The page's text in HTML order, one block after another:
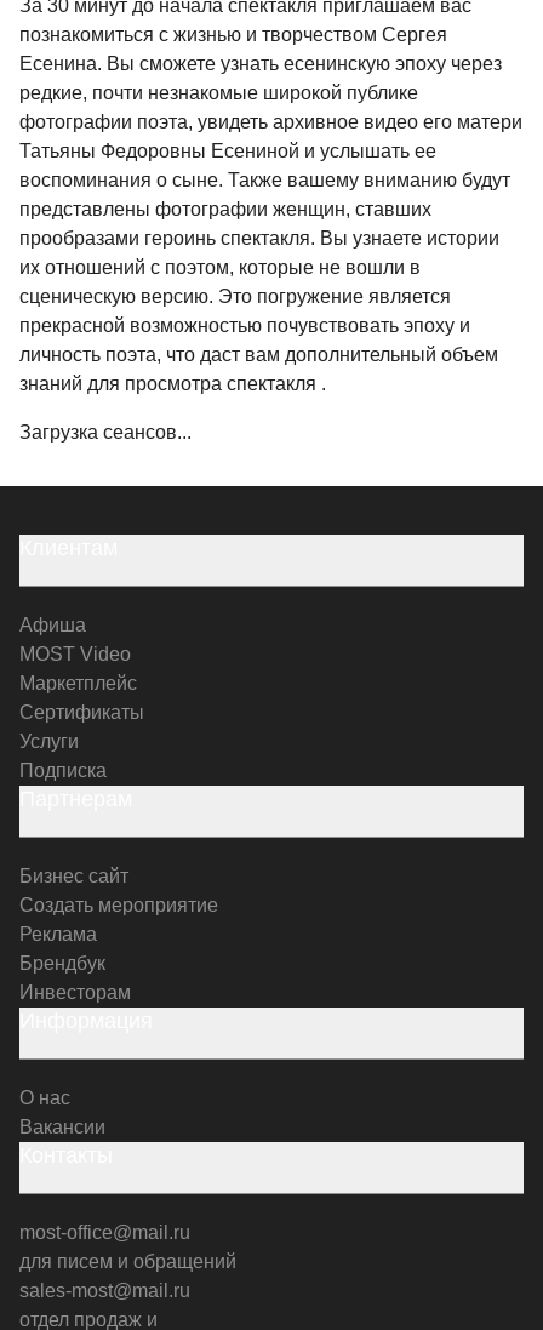
За 30 минут до начала спектакля приглашаем вас
познакомиться с жизнью и творчеством Сергея
Есенина. Вы сможете узнать есенинскую эпоху через
редкие, почти незнакомые широкой публике
фотографии поэта, увидеть архивное видео его матери
Татьяны Федоровны Есениной и услышать ее
воспоминания о сыне. Также вашему вниманию будут
представлены фотографии женщин, ставших
прообразами героинь спектакля. Вы узнаете истории
их отношений с поэтом, которые не вошли в
сценическую версию. Это погружение является
прекрасной возможностью почувствовать эпоху и
личность поэта, что даст вам дополнительный объем
знаний для просмотра спектакля .
Загрузка сеансов...
Афиша
MOST Video
Маркетплейс
Сертификаты
Услуги
Подписка
Бизнес сайт
Создать мероприятие
Реклама
Брендбук
Инвесторам
О нас
Вакансии
most-office@mail.ru
для писем и обращений
sales-most@mail.ru
отдел продаж и